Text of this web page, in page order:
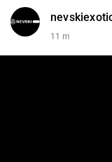
11 m